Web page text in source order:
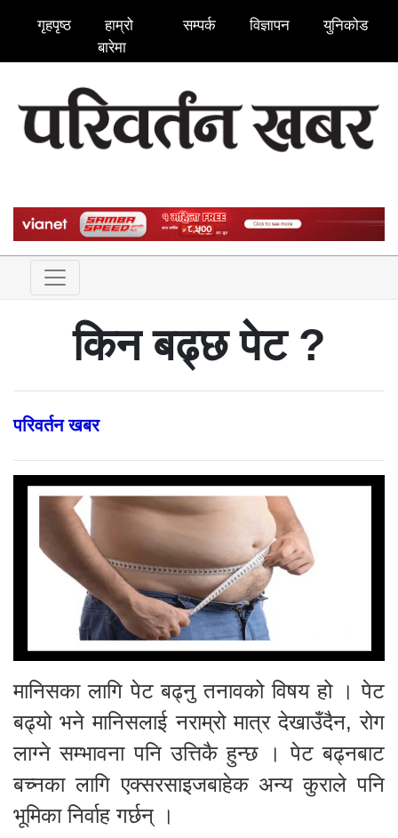
गृहपृष्ठ
हाम्रो
बारेमा
सम्पर्क विज्ञापन युनिकोड
किन बढ्छ पेट ?
परिवर्तन खबर
मानिसका लागि पेट बढ्नु तनावको विषय हो । पेट
बढ्यो भने मानिसलाई नराम्रो मात्र देखाउँदैन, रोग
लाग्ने सम्भावना पनि उत्तिकै हुन्छ । पेट बढ्नबाट
बच्नका लागि एक्सरसाइजबाहेक अन्य कुराले पनि
भूमिका निर्वाह गर्छन् ।